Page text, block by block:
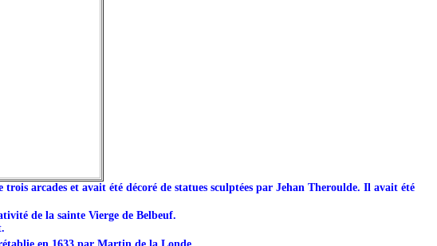
arcades et avait été décoré de statues sculptées par Jehan Theroulde. Il avait été
de la sainte Vierge de Belbeuf.